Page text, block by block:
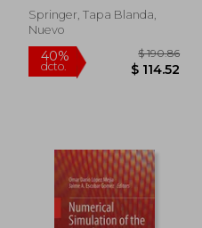
45%
dcto. $ 73.53
Analysis of
Composites (en
Springer, Tapa Blanda,
Nuevo